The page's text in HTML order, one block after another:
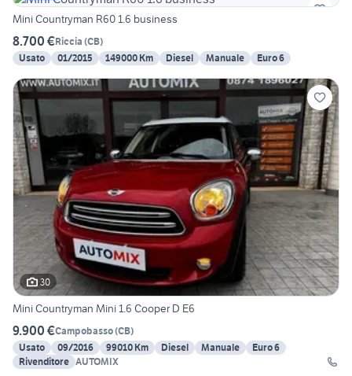
Mini Countryman R60 1.6 business
8.700 €Riccia (CB)
Usato
01/2015 149000 Km Diesel Manuale Euro 6
30
Mini Countryman Mini 1.6 Cooper D E6
9.900 €Campobasso(CB)
Usato
09/2016 99010 Km Diesel Manuale
Euro 6
Rivenditore AUTOMIX